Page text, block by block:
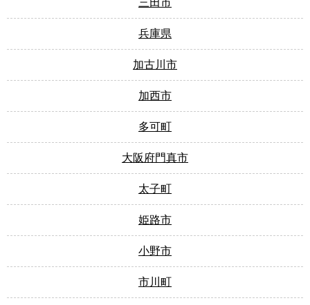
兵庫県
加古川市
加西市
多可町
大阪府門真市
太子町
姫路市
小野市
市川町